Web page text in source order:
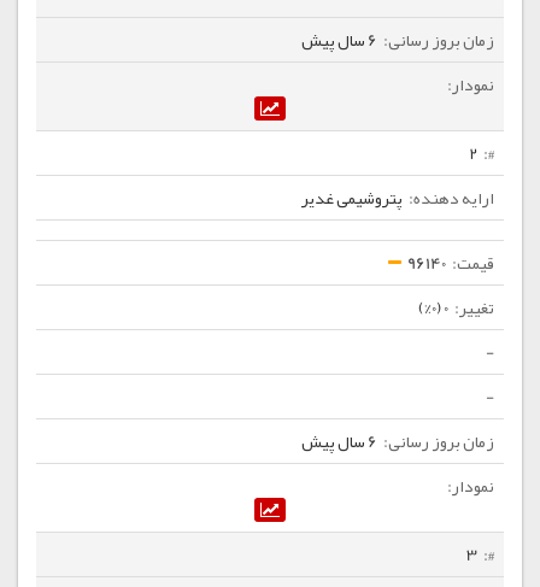
6 سال پیش
2
پتروشیمی غدیر
96140
0 (0%)
-
-
6 سال پیش
3